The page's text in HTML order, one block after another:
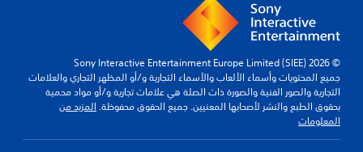
© 2026 Sony Interactive Entertainment Europe Limited (SIEE)
جميع المحتويات وأسماء الألعاب والأسماء التجارية و/أو المظهر التجاري والعلامات
التجارية والصور الفنية والصورة ذات الصلة هي علامات تجارية و/أو مواد محمية
بحقوق الطبع والنشر لأصحابها المعنيين. جميع الحقوق محفوظة.المزيد من
المعلومات